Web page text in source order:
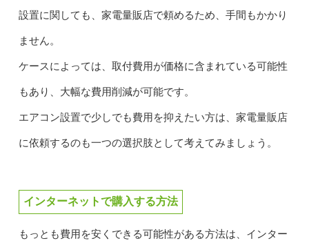
設置に関しても、家電量販店で頼めるため、手間もかかり
ません。
ケースによっては、取付費用が価格に含まれている可能性
もあり、大幅な費用削減が可能です。
エアコン設置で少しでも費用を抑えたい方は、家電量販店
に依頼するのも一つの選択肢として考えてみましょう。
インターネットで購入する方法
もっとも費用を安くできる可能性がある方法は、インター